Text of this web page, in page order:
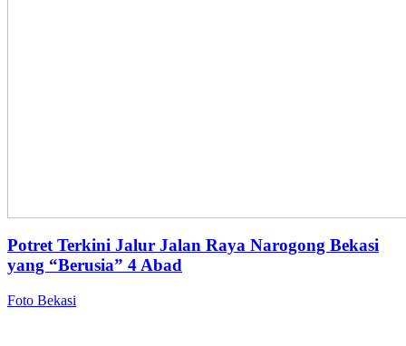
Potret Terkini Jalur Jalan Raya Narogong Bekasi
yang “Berusia” 4 Abad
Foto Bekasi